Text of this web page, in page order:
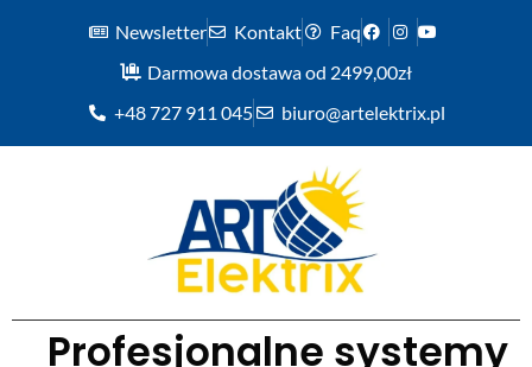
Newsletter Kontakt
Faq
Darmowa dostawa od 2499,00zł
+48 727 911 045
biuro@artelektrix.pl
Profesjonalne systemy